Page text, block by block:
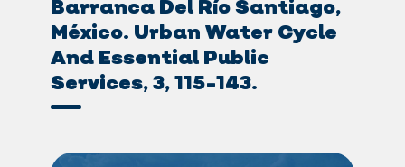
Barranca Del Río Santiago,
México. Urban Water Cycle
And Essential Public
Services, 3, 115-143.